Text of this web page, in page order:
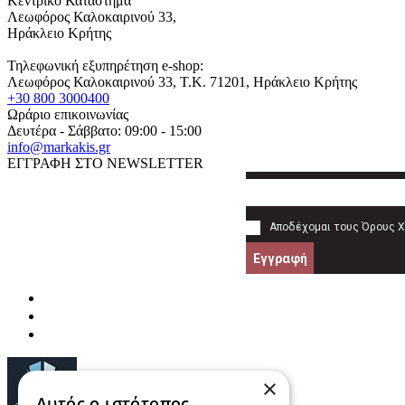
Λεωφόρος Καλοκαιρινού 33,
Ηράκλειο Κρήτης
Τηλεφωνική εξυπηρέτηση e-shop:
Λεωφόρος Καλοκαιρινού 33, T.K. 71201, Ηράκλειο Κρήτης
+30 800 3000400
Ωράριο επικοινωνίας
Δευτέρα - Σάββατο: 09:00 - 15:00
info@markakis.gr
ΕΓΓΡΑΦΗ ΣΤΟ NEWSLETTER
Αποδέχομαι τους Όρους
Εγγραφή
×